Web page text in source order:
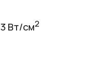
3 Вт/см2